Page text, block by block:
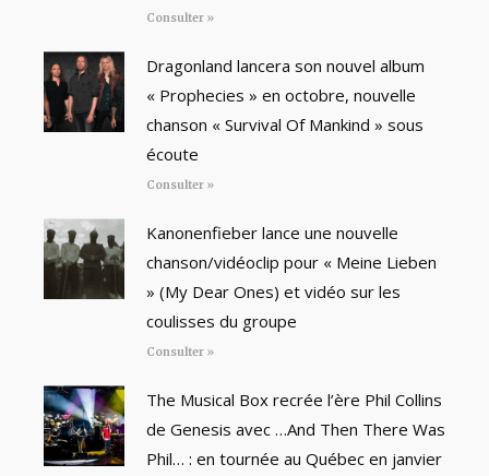
Consulter »
Dragonland lancera son nouvel album
« Prophecies » en octobre, nouvelle
chanson « Survival Of Mankind » sous
écoute
Consulter »
Kanonenfieber lance une nouvelle
chanson/vidéoclip pour « Meine Lieben
» (My Dear Ones) et vidéo sur les
coulisses du groupe
Consulter »
The Musical Box recrée l’ère Phil Collins
de Genesis avec …And Then There Was
Phil… : en tournée au Québec en janvier